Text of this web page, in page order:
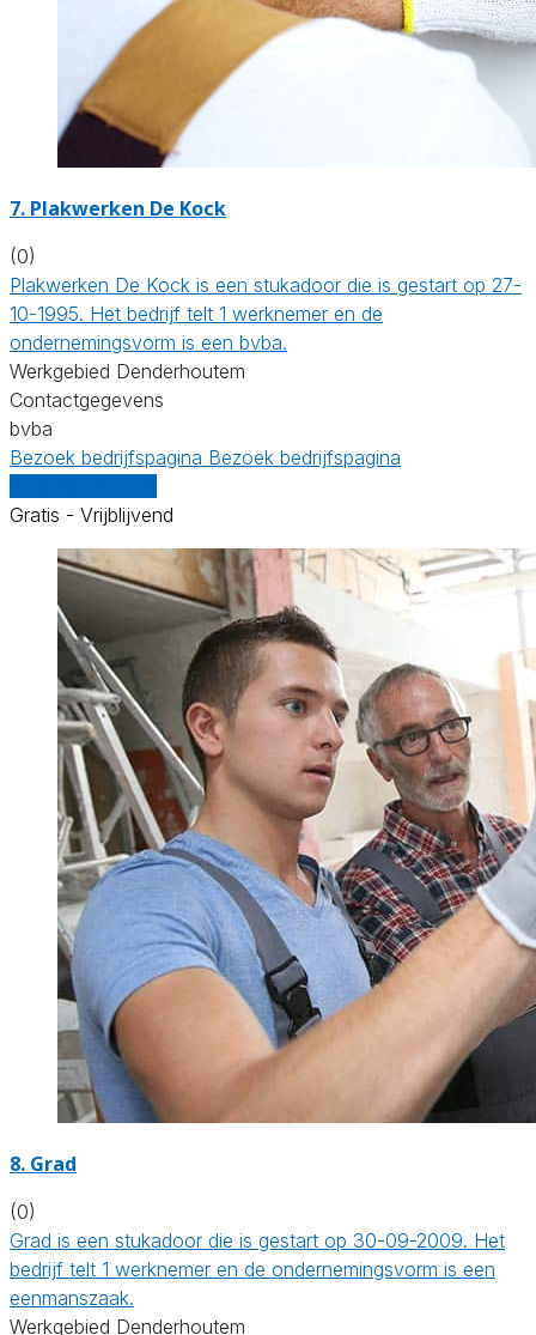
7. Plakwerken De Kock
(0)
Plakwerken De Kock is een stukadoor die is gestart op 27-
10-1995. Het bedrijf telt 1 werknemer en de
ondernemingsvorm is een bvba.
Werkgebied Denderhoutem
Contactgegevens
bvba
Bezoek bedrijfspagina Bezoek bedrijfspagina
Gratis - Vrijblijvend
8. Grad
(0)
Grad is een stukadoor die is gestart op 30-09-2009. Het
bedrijf telt 1 werknemer en de ondernemingsvorm is een
eenmanszaak.
Werkgebied Denderhoutem